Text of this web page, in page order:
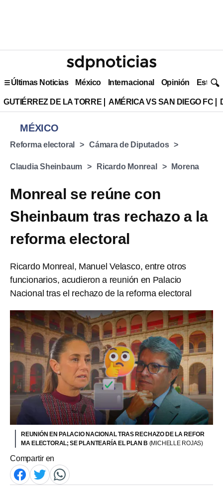
Últimas Noticias México Internacional Opinión Estilo
GUTIÉRREZ DE LA TORRE AMÉRICA VS SAN DIEGO FC
MÉXICO
Reforma electoral Cámara de Diputados
Claudia Sheinbaum Ricardo Monreal Morena
Monreal se reúne con
Sheinbaum tras rechazo a la
reforma electoral
Ricardo Monreal, Manuel Velasco, entre otros
funcionarios, acudieron a reunión en Palacio
Nacional tras el rechazo de la reforma electoral
REUNIÓN EN PALACIO NACIONAL TRAS RECHAZO DE LA REFOR
MA ELECTORAL; SE PLANTEARÍA EL PLAN B (MICHELLE ROJAS)
Compartir en